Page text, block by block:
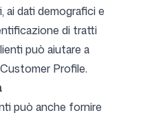
ai dati demografici e
di tratti
può aiutare a
Profile.
può anche fornire